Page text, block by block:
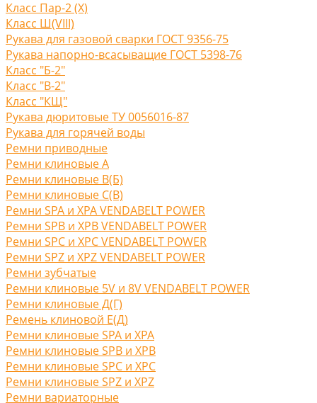
Класс Пар-2 (X)
Класс Ш(VIII)
Рукава для газовой сварки ГОСТ 9356-75
Рукава напорно-всасыващие ГОСТ 5398-76
Класс "Б-2"
Класс "В-2"
Класс "КЩ"
Рукава дюритовые ТУ 0056016-87
Рукава для горячей воды
Ремни приводные
Ремни клиновые A
Ремни клиновые В(Б)
Ремни клиновые С(B)
Ремни SPA и XPA VENDABELT POWER
Ремни SPB и XPB VENDABELT POWER
Ремни SPC и XPC VENDABELT POWER
Ремни SPZ и XPZ VENDABELT POWER
Ремни зубчатые
Ремни клиновые 5V и 8V VENDABELT POWER
Ремни клиновые Д(Г)
Ремень клиновой Е(Д)
Ремни клиновые SPA и XPA
Ремни клиновые SPB и XPB
Ремни клиновые SPC и XPC
Ремни клиновые SPZ и XPZ
Ремни вариаторные